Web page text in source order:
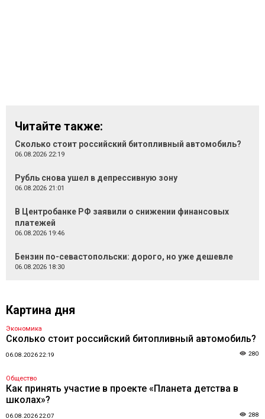
Читайте также:
Сколько стоит российский битопливный автомобиль?
06.08.2026 22:19
Рубль снова ушел в депрессивную зону
06.08.2026 21:01
В Центробанке РФ заявили о снижении финансовых
платежей
06.08.2026 19:46
Бензин по-севастопольски: дорого, но уже дешевле
06.08.2026 18:30
Картина дня
Экономика
Сколько стоит российский битопливный автомобиль?
06.08.2026 22:19 280
Общество
Как принять участие в проекте «Планета детства в
школах»?
06.08.2026 22:07 288